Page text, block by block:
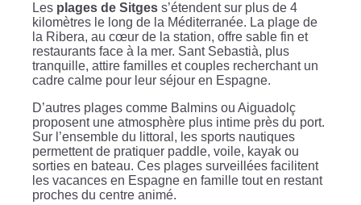
Les plages de Sitges s’étendent sur plus de 4
kilomètres le long de la Méditerranée. La plage de
la Ribera, au cœur de la station, offre sable fin et
restaurants face à la mer. Sant Sebastià, plus
tranquille, attire familles et couples recherchant un
cadre calme pour leur séjour en Espagne.
D’autres plages comme Balmins ou Aiguadolç
proposent une atmosphère plus intime près du port.
Sur l’ensemble du littoral, les sports nautiques
permettent de pratiquer paddle, voile, kayak ou
sorties en bateau. Ces plages surveillées facilitent
les vacances en Espagne en famille tout en restant
proches du centre animé.